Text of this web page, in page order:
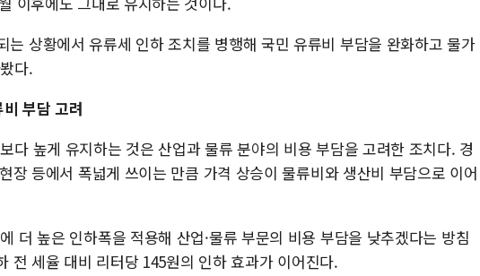
는 상황에서 유류세 인하 조치를 병행해 국민 유류비 부담을 완화하고 물가
다.
부담 고려
다 높게 유지하는 것은 산업과 물류 분야의 비용 부담을 고려한 조치다. 경
장 등에서 폭넓게 쓰이는 만큼 가격 상승이 물류비와 생산비 부담으로 이어
더 높은 인하폭을 적용해 산업·물류 부문의 비용 부담을 낮추겠다는 방침
전 세율 대비 리터당 145원의 인하 효과가 이어진다.